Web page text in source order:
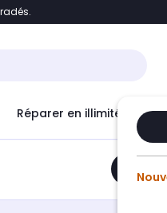
Accéder directement
Réparer en illimité avec